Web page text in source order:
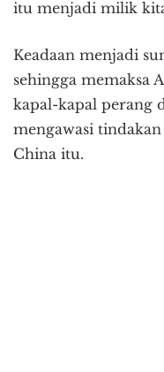
itu menjadi milik
Keadaan menjadi
sehingga memaksa
kapal-kapal perang
mengawasi
China itu.